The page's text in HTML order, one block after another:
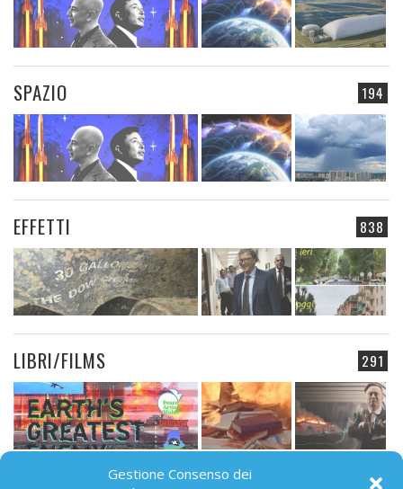
Gestione Consenso dei
194
SPAZIO
838
EFFETTI
291
LIBRI/FILMS